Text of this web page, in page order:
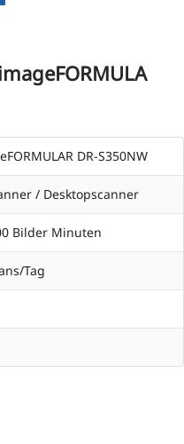
DR-S350NW
/ Desktopscanner
Bilder Minuten
Tag